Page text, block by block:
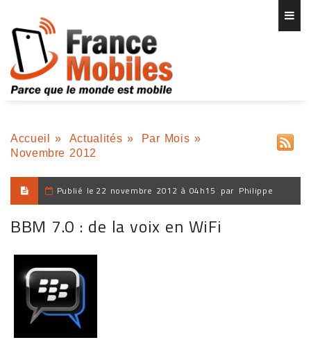
Accueil » Actualités » Par Mois »
Novembre 2012
Publié le 22 novembre 2012 à 04h15 par Philippe
BBM 7.0 : de la voix en WiFi